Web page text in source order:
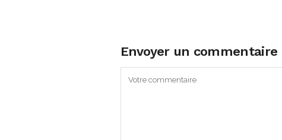
Envoyer un commentaire